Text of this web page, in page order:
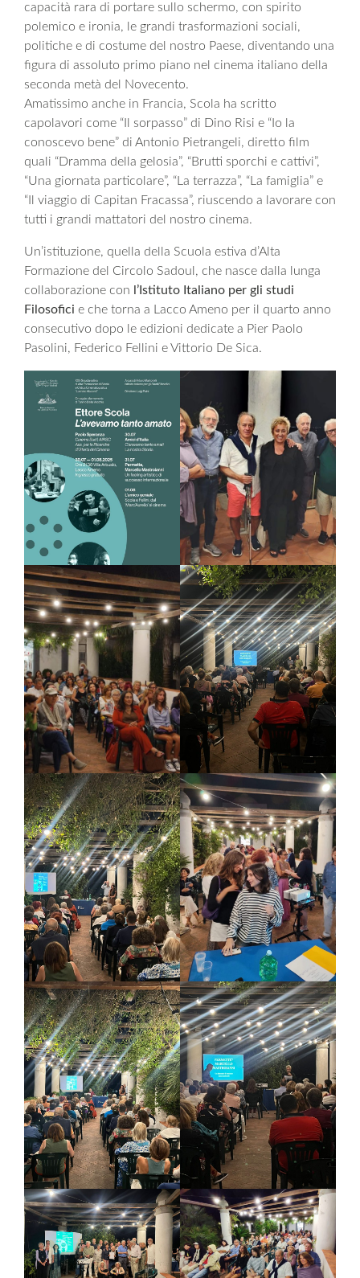
capacità rara di portare sullo schermo, con spirito
polemico e ironia, le grandi trasformazioni sociali,
politiche e di costume del nostro Paese, diventando una
figura di assoluto primo piano nel cinema italiano della
seconda metà del Novecento.
Amatissimo anche in Francia, Scola ha scritto
capolavori come “Il sorpasso” di Dino Risi e “Io la
conoscevo bene” di Antonio Pietrangeli, diretto film
quali “Dramma della gelosia”, “Brutti sporchi e cattivi”,
“Una giornata particolare”, “La terrazza”, “La famiglia” e
“Il viaggio di Capitan Fracassa”, riuscendo a lavorare con
tutti i grandi mattatori del nostro cinema.
Un’istituzione, quella della Scuola estiva d’Alta
Formazione del Circolo Sadoul, che nasce dalla lunga
collaborazione con
l’Istituto Italiano per gli studi
Filosofici e che torna a Lacco Ameno per il quarto anno
consecutivo dopo le edizioni dedicate a Pier Paolo
Pasolini, Federico Fellini e Vittorio De Sica.